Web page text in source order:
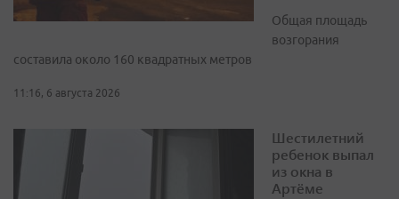
Общая площадь
возгорания
составила около 160 квадратных метров
11:16, 6 августа 2026
Шестилетний
ребенок выпал
из окна в
Артёме